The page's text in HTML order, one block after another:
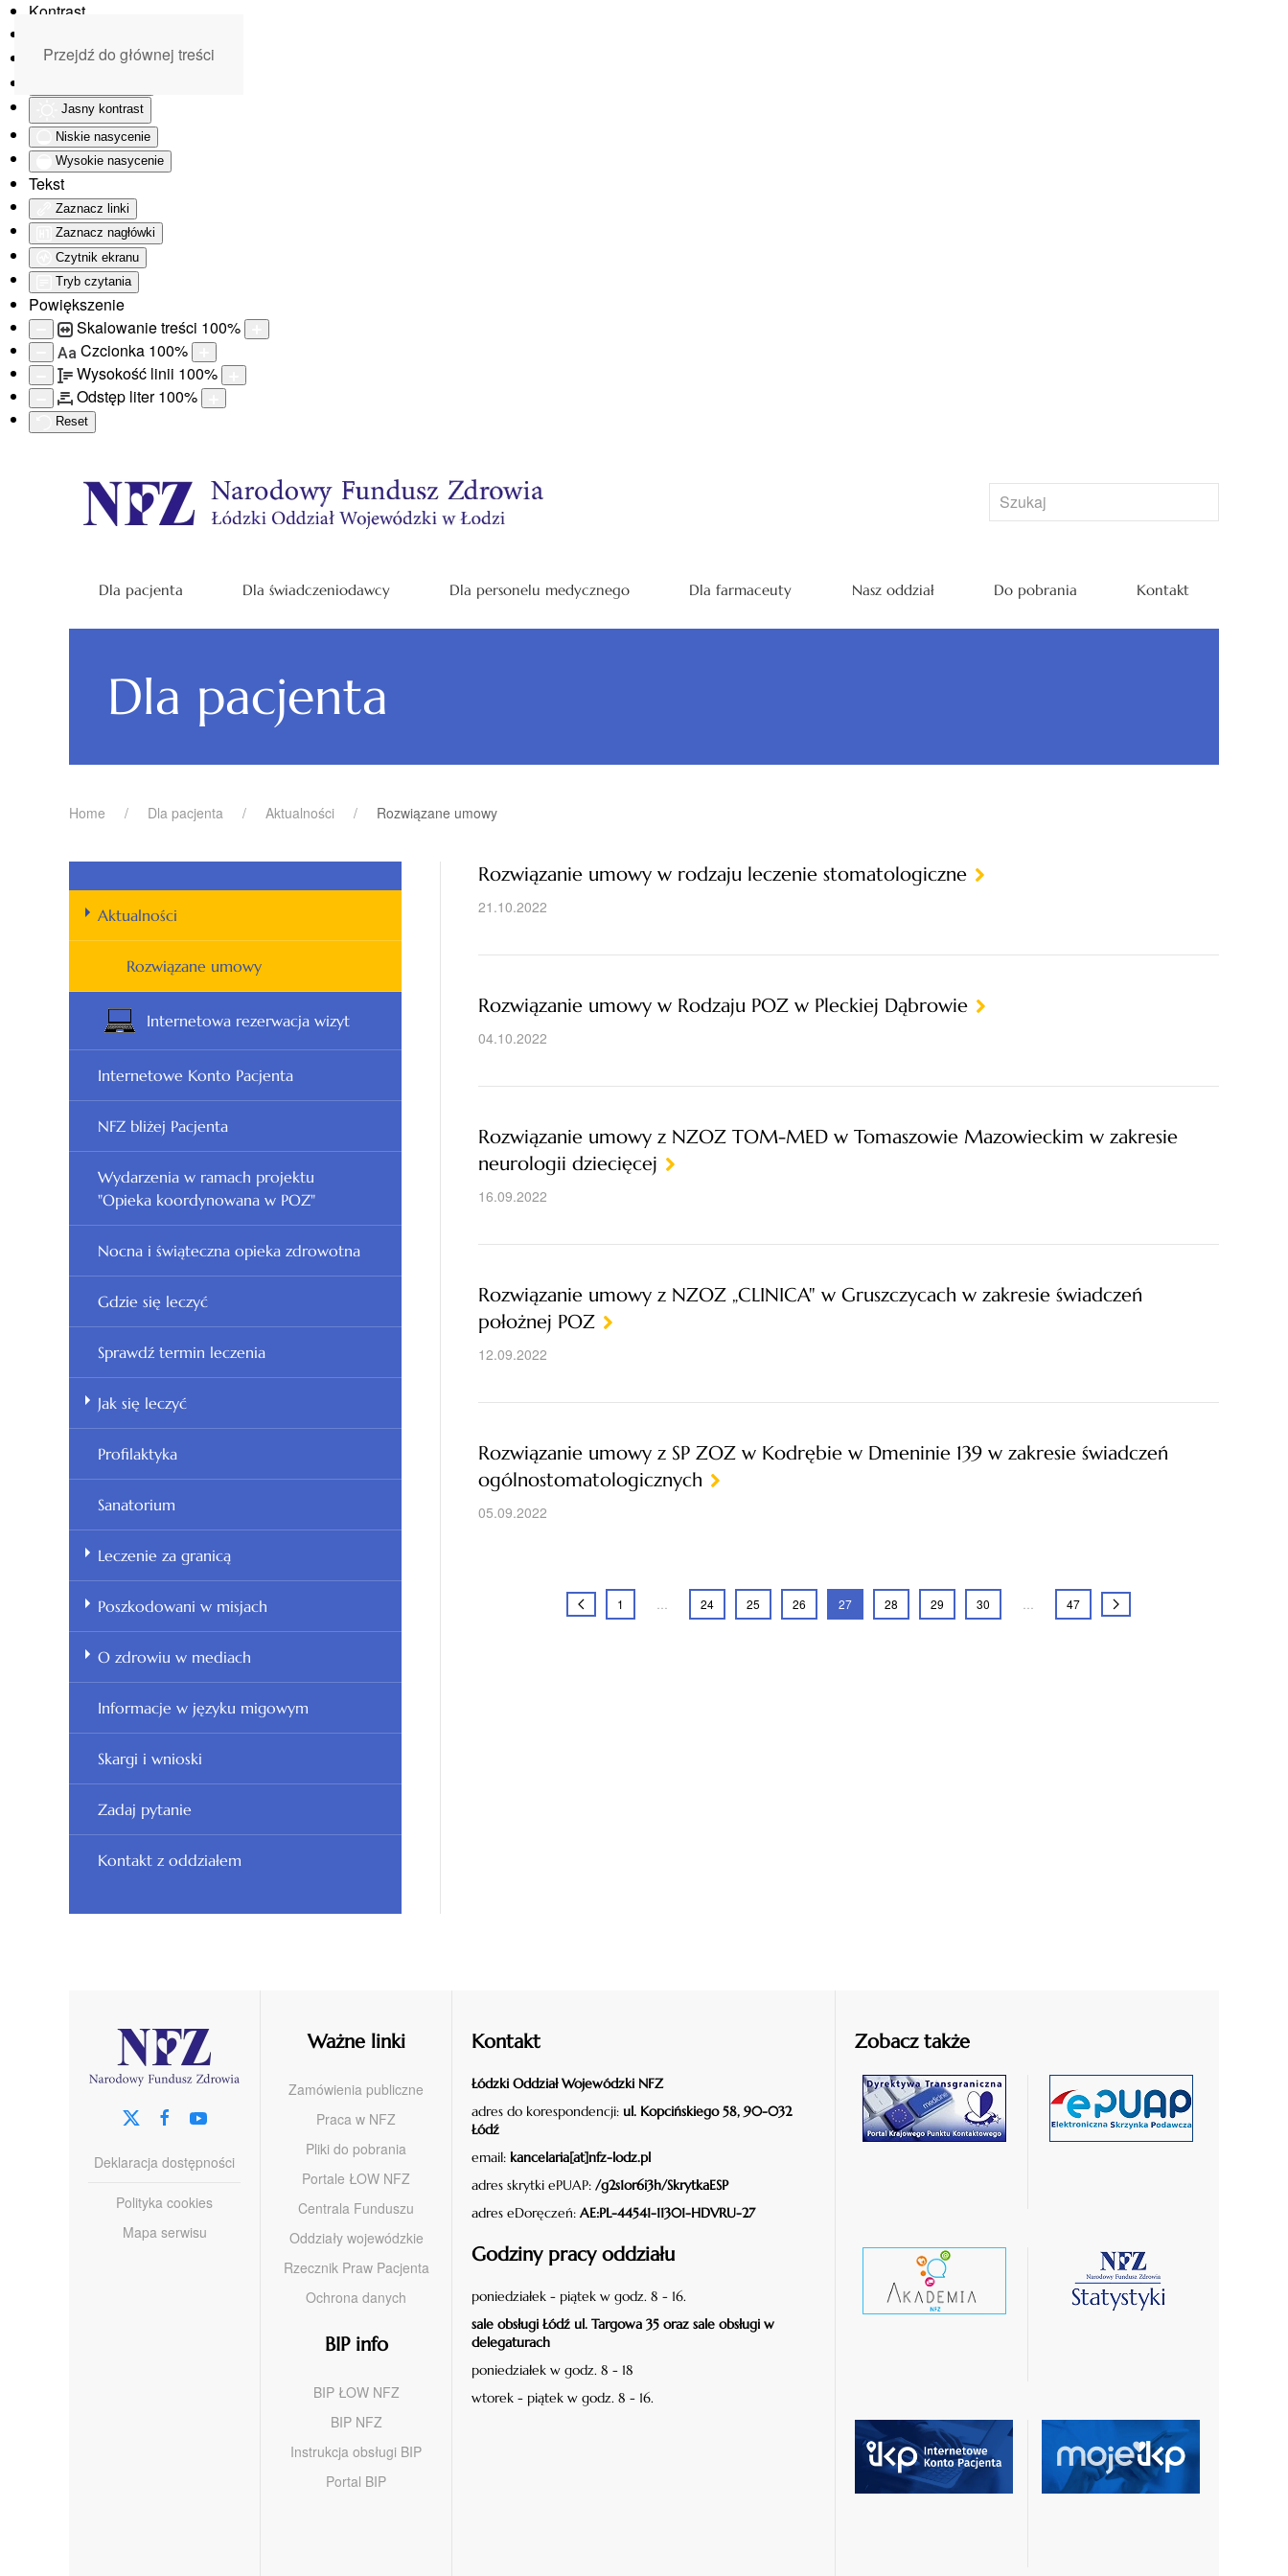
Kontrast
Monochromatyczny
Jasny kontrast
Niskie nasycenie
Wysokie nasycenie
Tekst
Zaznacz linki
Zaznacz nagłówki
Czytnik ekranu
Tryb czytania
Powiększenie
Skalowanie treści 100%
Aa Czcionka 100%
Wysokość linii 100%
Odstęp liter100%
Reset
Przejdź do głównej treści
Dla pacjenta Dla świadczeniodawcy Dla personelu medycznego Dla farmaceuty Nasz oddział Do pobrania Kontakt
Dla pacjenta
Home Dla pacjenta Aktualności Rozwiązane umowy
Rozwiązanie umowy w rodzaju leczenie stomatologiczne
21.10.2022
Rozwiązanie umowy w Rodzaju POZ w Pleckiej Dąbrowie
04.10.2022
Rozwiązanie umowy z NZOZ TOM-MED w Tomaszowie Mazowieckim w zakresie
neurologii dziecięcej
16.09.2022
Rozwiązanie umowy z NZOZ „CLINICA" w Gruszczycach w zakresie świadczeń
położnej POZ
12.09.2022
Rozwiązanie umowy z SP ZOZ w Kodrębie w Dmeninie 139 w zakresie świadczeń
ogólnostomatologicznych
05.09.2022
1 24 25 26 27 28 29 30 47
Aktualności
Rozwiązane umowy
Internetowa rezerwacja wizyt
Internetowe Konto Pacjenta
NFZ bliżej Pacjenta
Wydarzenia w ramach projektu
"Opieka koordynowana w POZ"
Nocna i świąteczna opieka zdrowotna
Gdzie się leczyć
Sprawdź termin leczenia
Jak się leczyć
Profilaktyka
Sanatorium
Leczenie za granicą
Poszkodowani w misjach
O zdrowiu w mediach
Informacje w języku migowym
Skargi i wnioski
Zadaj pytanie
Kontakt z oddziałem
Deklaracja dostępności
Polityka cookies
Mapa serwisu
Ważne linki
Zamówienia publiczne
Praca w NFZ
Pliki do pobrania
Portale ŁOW NFZ
Centrala Funduszu
Oddziały wojewódzkie
Rzecznik Praw Pacjenta
Ochrona danych
BIP info
BIP ŁOW NFZ
BIP NFZ
Instrukcja obsługi BIP
Portal BIP
Kontakt
Łódzki Oddział Wojewódzki NFZ
adres do korespondencji: ul. Kopcińskiego 58, 90-032
Łódź
email: kancelaria[at]nfz-lodz.pl
adres skrytki ePUAP: /g2s1or6i3h/SkrytkaESP
adres eDoręczeń: AE:PL-44541-11301-HDVRU-27
Godziny pracy oddziału
poniedziałek - piątek w godz. 8 - 16.
sale obsługi Łódź ul. Targowa 35 oraz sale obsługi w
delegaturach
poniedziałek w godz. 8 - 18
wtorek - piątek w godz. 8 - 16.
Zobacz także
czytaj
czytaj
czytaj
czytaj
czytaj
czytaj